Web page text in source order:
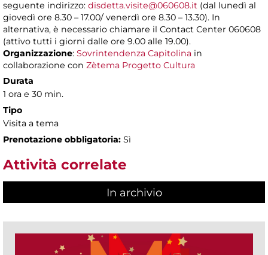
seguente indirizzo: disdetta.visite@060608.it (dal lunedì al
giovedì ore 8.30 – 17.00/ venerdì ore 8.30 – 13.30). In
alternativa, è necessario chiamare il Contact Center 060608
(attivo tutti i giorni dalle ore 9.00 alle 19.00).
Organizzazione: Sovrintendenza Capitolina in
collaborazione con Zètema Progetto Cultura
Durata
1 ora e 30 min.
Tipo
Visita a tema
Prenotazione obbligatoria: Sì
Attività correlate
In archivio